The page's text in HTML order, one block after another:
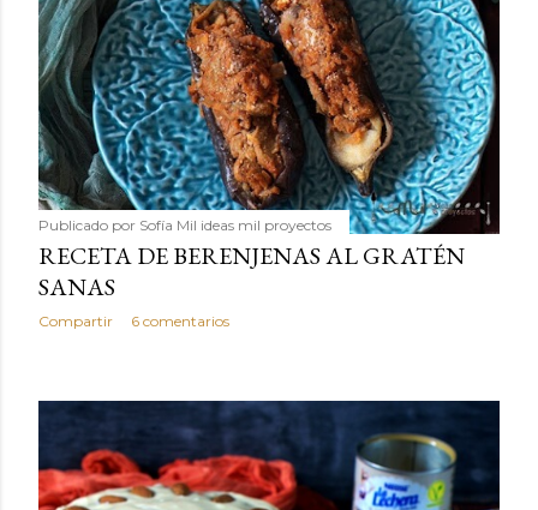
Publicado por Sofía Mil ideas mil proyectos
RECETA DE BERENJENAS AL GRATÉN
SANAS
Compartir 6 comentarios